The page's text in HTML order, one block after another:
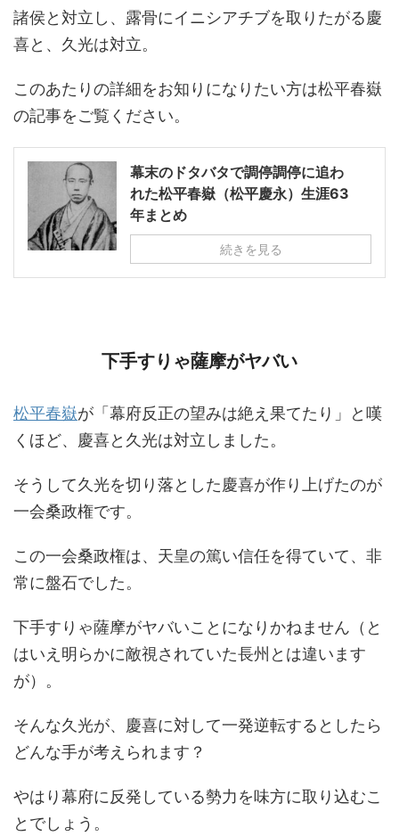
諸侯と対立し、露骨にイニシアチブを取りたがる慶
喜と、久光は対立。
このあたりの詳細をお知りになりたい方は松平春嶽
の記事をご覧ください。
幕末のドタバタで調停調停に追わ
れた松平春嶽（松平慶永）生涯63
年まとめ
続きを見る
下手すりゃ薩摩がヤバい
松平春嶽が「幕府反正の望みは絶え果てたり」と嘆
くほど、慶喜と久光は対立しました。
そうして久光を切り落とした慶喜が作り上げたのが
一会桑政権です。
この一会桑政権は、天皇の篤い信任を得ていて、非
常に盤石でした。
下手すりゃ薩摩がヤバいことになりかねません（と
はいえ明らかに敵視されていた長州とは違います
が）。
そんな久光が、慶喜に対して一発逆転するとしたら
どんな手が考えられます？
やはり幕府に反発している勢力を味方に取り込むこ
とでしょう。